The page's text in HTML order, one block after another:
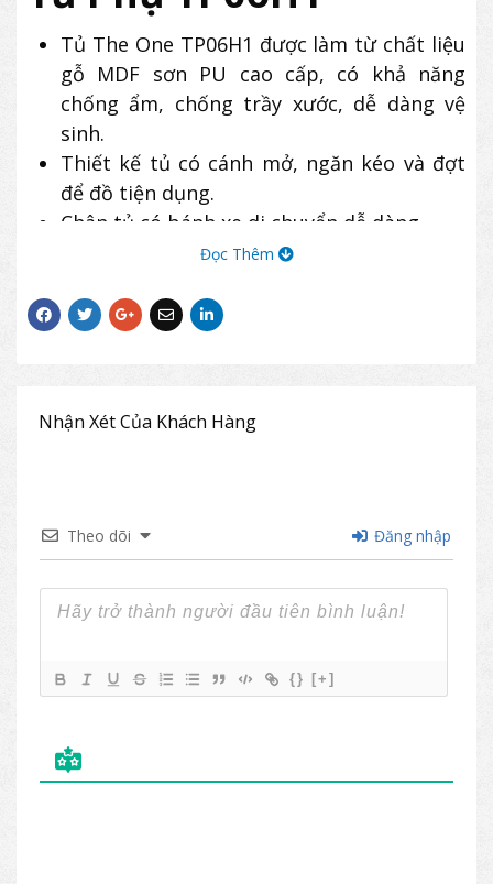
Tủ The One TP06H1 được làm từ chất liệu
gỗ MDF sơn PU cao cấp, có khả năng
chống ẩm, chống trầy xước, dễ dàng vệ
sinh.
Thiết kế tủ có cánh mở, ngăn kéo và đợt
để đồ tiện dụng.
Chân tủ có bánh xe di chuyển dễ dàng.
Sản phẩm tủ phụ TP06H1 thường được
bộ, tăng không gian lưu trữ hồ sơ, tài liệu
Đọc Thêm
Nhận Xét Của Khách Hàng
Theo dõi Đăng nhập
{} [+]